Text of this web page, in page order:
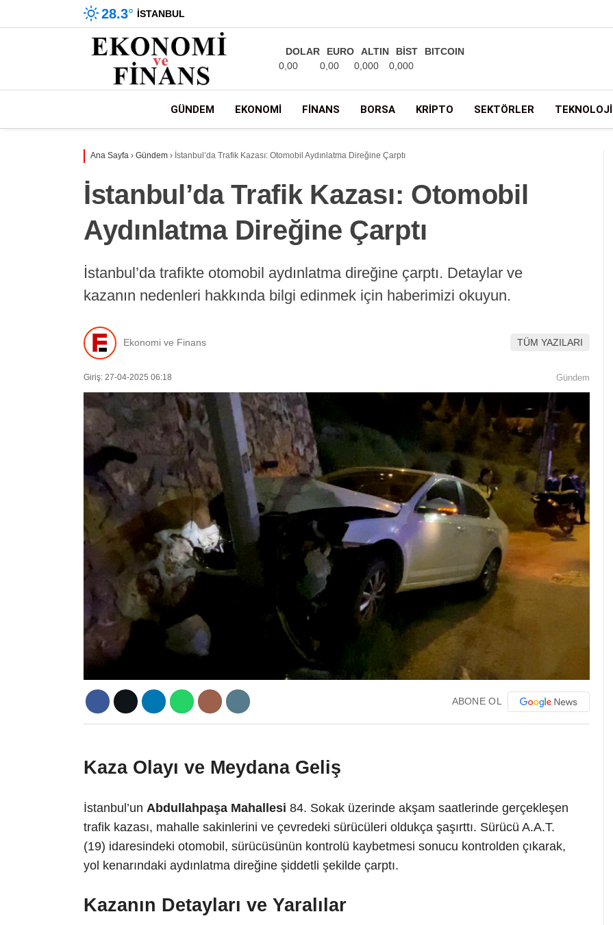
28.3° İSTANBUL
DOLAR
0,00
EURO
0,00
ALTIN
0,000
BİST
0,000
BITCOIN
GÜNDEM EKONOMI FINANS BORSA KRIPTO SEKTÖRLER TEKNOLOJI
Ana Sayfa › Gündem › İstanbul’da Trafik Kazası: Otomobil Aydınlatma Direğine Çarptı
İstanbul’da Trafik Kazası: Otomobil
Aydınlatma Direğine Çarptı
İstanbul’da trafikte otomobil aydınlatma direğine çarptı. Detaylar ve
kazanın nedenleri hakkında bilgi edinmek için haberimizi okuyun.
Ekonomi ve Finans TÜM YAZILARI
Giriş: 27-04-2025 06:18 Gündem
ABONE OL
Kaza Olayı ve Meydana Geliş
İstanbul’un Abdullahpaşa Mahallesi 84. Sokak üzerinde akşam saatlerinde gerçekleşen
trafik kazası, mahalle sakinlerini ve çevredeki sürücüleri oldukça şaşırttı. Sürücü A.A.T.
(19) idaresindeki otomobil, sürücüsünün kontrolü kaybetmesi sonucu kontrolden çıkarak,
yol kenarındaki aydınlatma direğine şiddetli şekilde çarptı.
Kazanın Detayları ve Yaralılar